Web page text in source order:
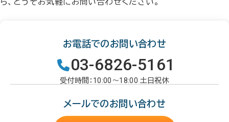
お電話でのお問い合わせ
03-6826-5161
受付時間：10:00～18:00 土日祝休
メールでのお問い合わせ